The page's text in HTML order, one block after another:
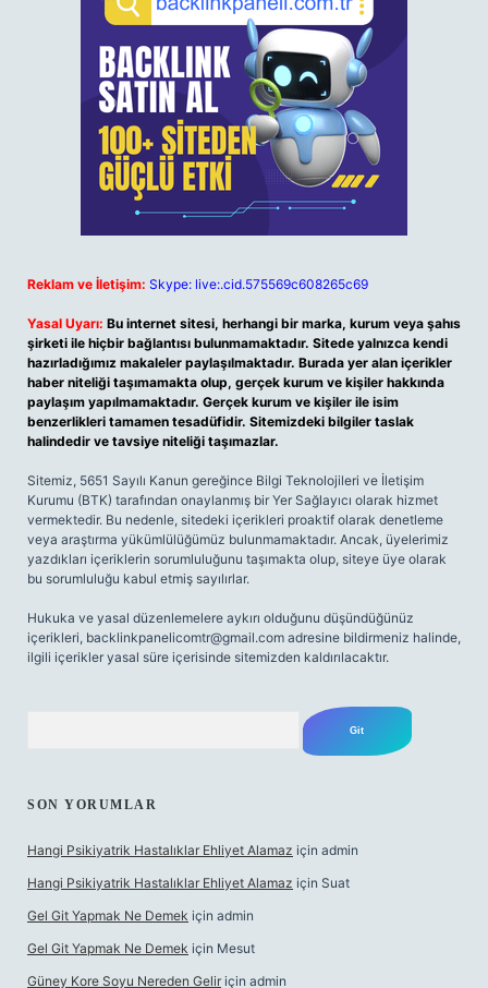
Reklam ve İletişim: Skype: live:.cid.575569c608265c69
Yasal Uyarı: Bu internet sitesi, herhangi bir marka, kurum veya şahıs
şirketi ile hiçbir bağlantısı bulunmamaktadır. Sitede yalnızca kendi
hazırladığımız makaleler paylaşılmaktadır. Burada yer alan içerikler
haber niteliği taşımamakta olup, gerçek kurum ve kişiler hakkında
paylaşım yapılmamaktadır. Gerçek kurum ve kişiler ile isim
benzerlikleri tamamen tesadüfidir. Sitemizdeki bilgiler taslak
halindedir ve tavsiye niteliği taşımazlar.
Sitemiz, 5651 Sayılı Kanun gereğince Bilgi Teknolojileri ve İletişim
Kurumu (BTK) tarafından onaylanmış bir Yer Sağlayıcı olarak hizmet
vermektedir. Bu nedenle, sitedeki içerikleri proaktif olarak denetleme
veya araştırma yükümlülüğümüz bulunmamaktadır. Ancak, üyelerimiz
yazdıkları içeriklerin sorumluluğunu taşımakta olup, siteye üye olarak
bu sorumluluğu kabul etmiş sayılırlar.
Hukuka ve yasal düzenlemelere aykırı olduğunu düşündüğünüz
içerikleri, backlinkpanelicomtr@gmail.com adresine bildirmeniz halinde,
ilgili içerikler yasal süre içerisinde sitemizden kaldırılacaktır.
SON YORUMLAR
Hangi Psikiyatrik Hastalıklar Ehliyet Alamaz için admin
Hangi Psikiyatrik Hastalıklar Ehliyet Alamaz için Suat
Gel Git Yapmak Ne Demek için admin
Gel Git Yapmak Ne Demek için Mesut
Güney Kore Soyu Nereden Gelir için admin